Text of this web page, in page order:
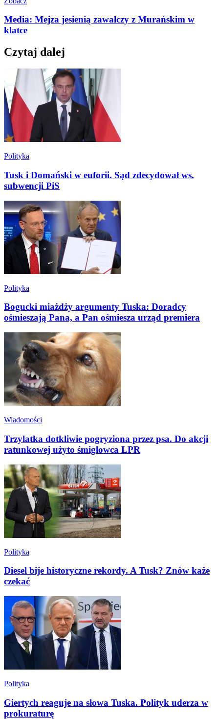
Media: Mejza jesienią zawalczy z Murańskim w
klatce
Czytaj dalej
Polityka
Tusk i Domański w euforii. Sąd zdecydował ws.
subwencji PiS
Polityka
Bogucki miażdży argumenty Tuska: Doradcy
ośmieszają Pana, a Pan ośmiesza urząd premiera
Wiadomości
Trzylatka dotkliwie pogryziona przez psa. Do akcji
ratunkowej użyto śmigłowca LPR
Polityka
Diesel bije historyczne rekordy. A Tusk? Znów każe
czekać
Polityka
Giertych reaguje na słowa Tuska. Polityk uderza w
prokuraturę